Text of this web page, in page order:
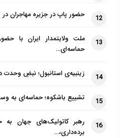
«محمد بن ربیع شیبانی» می
پرستی مناظره کردم. برخی
گذاشت. هنگامی که به سامراء
مواجه شدم، حضرت به من
خدا یکی است، پس او را
افتادم؛ (آن حضرت چنان درس
12 حضور پاپ در جزیره مهاجران در
13
ملت ولایتمدار ایران با
حماسه‌ای…
14 زینبیه‌ی استانبول؛ نبضِ
15 تشییع باشکوه؛ حماسه‌ای به
16
رهبر کاتولیک‌های جهان
برده‌داری،…